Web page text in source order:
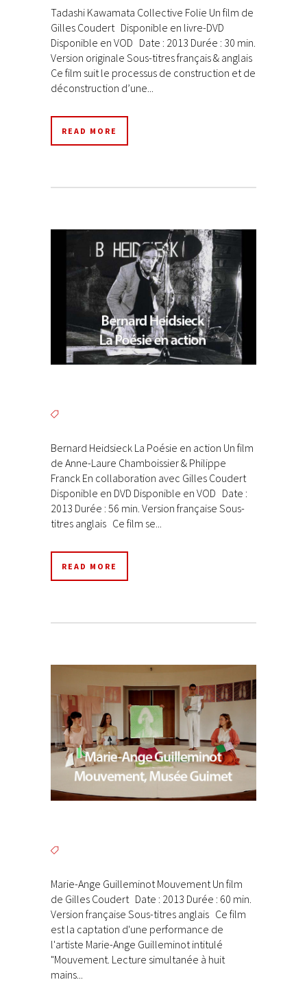
Tadashi Kawamata Collective Folie Un film de
Gilles Coudert Disponible en livre-DVD
Disponible en VOD Date : 2013 Durée : 30 min.
Version originale Sous-titres français & anglais
Ce film suit le processus de construction et de
déconstruction d’une...
READ MORE
Bernard Heidsieck La Poésie en action Un film
de Anne-Laure Chamboissier & Philippe
Franck En collaboration avec Gilles Coudert
Disponible en DVD Disponible en VOD Date :
2013 Durée : 56 min. Version française Sous-
titres anglais Ce film se...
READ MORE
Marie-Ange Guilleminot Mouvement Un film
de Gilles Coudert Date : 2013 Durée : 60 min.
Version française Sous-titres anglais Ce film
est la captation d'une performance de
l'artiste Marie-Ange Guilleminot intitulé
"Mouvement. Lecture simultanée à huit
mains...